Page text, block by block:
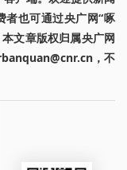
者也可通过央广网“啄
文章版权归属央广网
，不